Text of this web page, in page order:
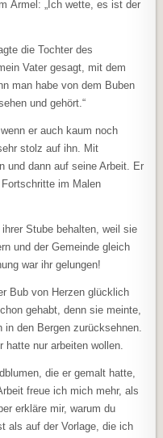
Ärmel: „Ich wette, es ist der
die Tochter des
Vater gesagt, mit dem
man habe von dem Buben
und gehört.“
er auch kaum noch
stolz auf ihn. Mit
und dann auf seine Arbeit. Er
im Malen
Stube behalten, weil sie
und der Gemeinde gleich
war ihr gelungen!
Bub von Herzen glücklich
gehabt, denn sie meinte,
in den Bergen zurücksehnen.
nur arbeiten wollen.
die er gemalt hatte,
freue ich mich mehr, als
erkläre mir, warum du
als auf der Vorlage, die ich